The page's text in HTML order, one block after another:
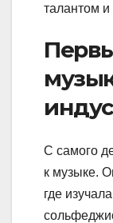
талантом и
С самого
к музыке.
где